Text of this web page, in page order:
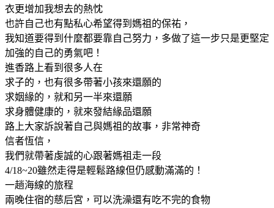
衣更增加我想去的熱忱
也許自己也有點私心希望得到媽祖的保祐，
我知道要得到什麼都要靠自己努力，多做了這一步只是更堅定
加強的自己的勇氣吧！
進香路上看到很多人在
求子的，也有很多帶著小孩來還願的
求姻緣的，就和另一半來還願
求身體健康的，就來發結緣品還願
路上大家訴說著自己與媽祖的故事，非常神奇
信者恆信，
我們就帶著虔誠的心跟著媽祖走一段
4/18~20雖然走得是輕鬆路線但仍感動滿滿的！
一趟海線的旅程
兩晚住宿的慈后宮，可以洗澡還有吃不完的食物